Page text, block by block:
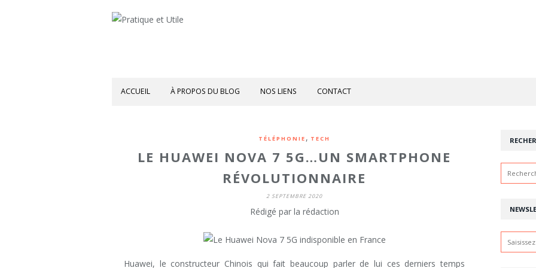
ACCUEIL À PROPOS DU BLOG NOS LIENS CONTACT
TÉLÉPHONIE , TECH
LE HUAWEI NOVA 7 5G…UN SMARTPHONE
RÉVOLUTIONNAIRE
2 SEPTEMBRE 2020
Rédigé par la rédaction
Huawei, le constructeur Chinois qui fait beaucoup parler de lui ces derniers temps